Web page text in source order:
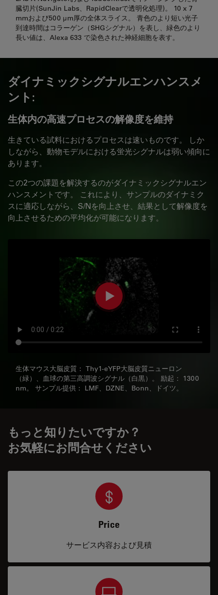
臓切片(SunJin Labs、RapidClearで透明化処理)。 10 x 7
mmおよび500 µm厚の全体スライス。 青色のより短い光子
到達時間はコラーゲン（SHGシグナル）を表し、緑色のより
長い値は、Alexa 633 で染色された神経細胞を表す。
ダイナミックシグナルエンハンスメ
ント:
生体内の高速プロセスの解像度を維持
生きている試料におけるプロセスは速いものです。 しか
しながら、動物モデルにおける蛍光シグナルは弱い傾向に
あります。
この2つの課題を解決するのがダイナミックシグナルエン
ハンスメントです。 これにより、サンプルのダイナミク
スに適応しながら、S/Nを向上させ、結果として解像度を
向上させるための平均化が可能になります。
生体マウス大脳皮質： Thy1-eYFP大脳皮質ニューロン
（緑）、血球の第三高調波シグナル（白黒）。 励起： 1300
nm。 サンプル提供： LMF、DZNE、Bonn、ドイツ。
もっと知りたいですか？
お気軽にお問合せください
Price
サービス内容および見積